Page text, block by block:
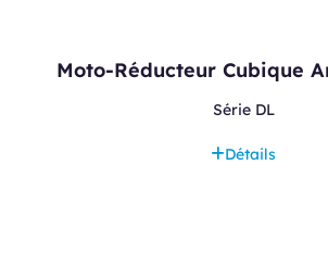
Moto-Réducteur Cubique
Série DL
Détails